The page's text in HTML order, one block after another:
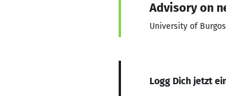
Advisory on
University of Burgos
Logg Dich jetzt